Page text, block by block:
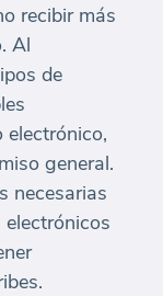
recibir más
Al
de
electrónico,
general.
necesarias